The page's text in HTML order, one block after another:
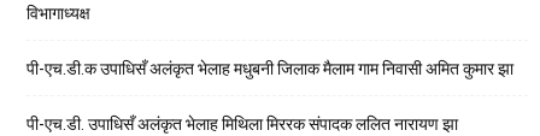
विभागाध्यक्ष
पी-एच.डी.क उपाधिसँ अलंकृत भेलाह मधुबनी जिलाक मैलाम गाम निवासी अमित कुमार झा
पी-एच.डी. उपाधिसँ अलंकृत भेलाह मिथिला मिररक संपादक ललित नारायण झा